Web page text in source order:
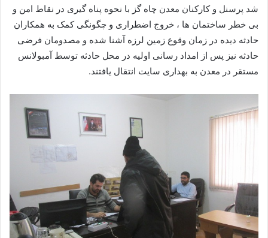
شد پرسنل و کارکنان معدن چاه گز با نحوه پناه گیری در نقاط امن و
بی خطر ساختمان ها ، خروج اضطراری و چگونگی کمک به همکاران
حادثه دیده در زمان وقوع زمین لرزه آشنا شده و مصدومان فرضی
حادثه نیز پس از امداد رسانی اولیه در محل حادثه توسط آمبولانس
مستقر در معدن به بهداری سایت انتقال یافتند.